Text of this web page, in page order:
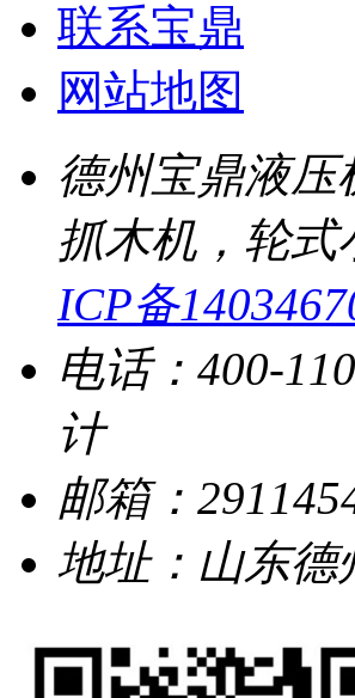
联系宝鼎
网站地图
德州宝鼎液压
抓木机，轮
ICP备
电话：400-
计
邮箱：
地址：山东德